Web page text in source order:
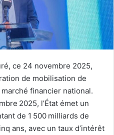
ce 24 novembre 2025,
de mobilisation de
financier national.
2025, l’État émet un
de 1 500 milliards de
ans, avec un taux d’intérêt